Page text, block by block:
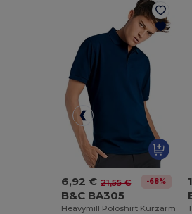
6,92 € 21,55 € -68%
B&C BA305
Heavymill Poloshirt Kurzarm